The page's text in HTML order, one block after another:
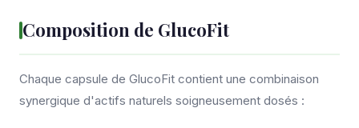
Composition de GlucoFit
Chaque capsule de GlucoFit contient une combinaison
synergique d'actifs naturels soigneusement dosés :